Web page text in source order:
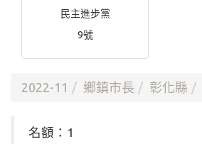
民主進步黨
9號
2022-11 鄉鎮市長 彰化縣
名額：1